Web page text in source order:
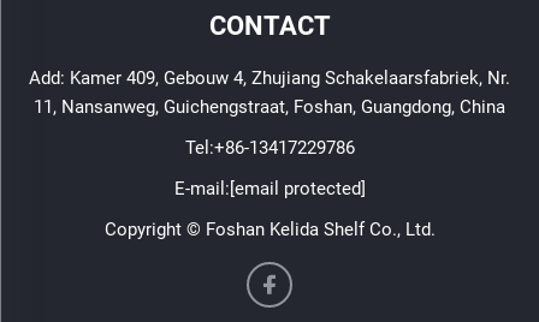
CONTACT
Add: Kamer 409, Gebouw 4, Zhujiang Schakelaarsfabriek, Nr.
11, Nansanweg, Guichengstraat, Foshan, Guangdong, China
Tel:+86-13417229786
E-mail: [email protected]
Copyright © Foshan Kelida Shelf Co., Ltd.